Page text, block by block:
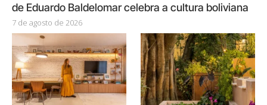
de Eduardo Baldelomar celebra a cultura boliviana
7 de agosto de 2026